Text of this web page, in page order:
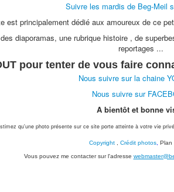
Suivre les mardis de Beg-Meil
est principalement dédié aux amoureux de ce
diaporamas, une rubrique histoire , de
reportages ...
pour tenter de vous faire
Nous suivre sur la chaine
Nous suivre sur
A bientôt et bonne
qu'une photo présente sur ce site porte atteinte à votre vie
Copyright , Crédit photos, Plan
Vous pouvez me contacter sur l'adresse